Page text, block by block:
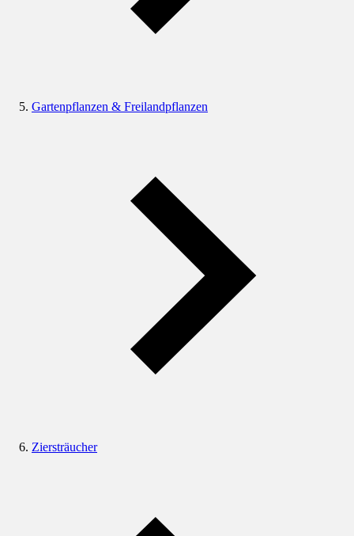
Gartenpflanzen & Freilandpflanzen
Ziersträucher